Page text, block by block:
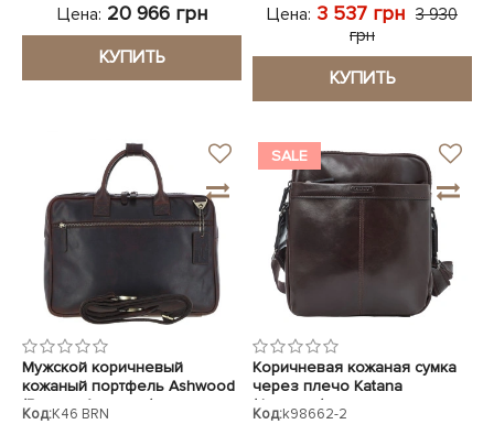
Цена: 20 966 грн
КУПИТЬ
Цена: 3 537 грн 3 930
грн
КУПИТЬ
Мужской коричневый
кожаный портфель Ashwood
(Великобритания)
Код:K46 BRN
SALE
Коричневая кожаная сумка
через плечо Katana
(Франция)
Код:k98662-2